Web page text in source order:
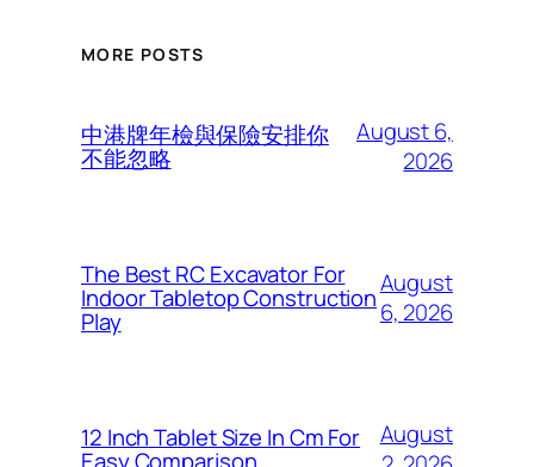
MORE POSTS
中港牌年檢與保險安排你
不能忽略
August 6,
2026
The Best RC Excavator For
Indoor Tabletop Construction
Play
August
6, 2026
12 Inch Tablet Size In Cm For
August